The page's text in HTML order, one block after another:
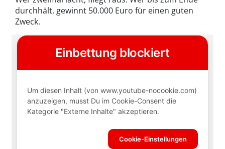
durchhält, gewinnt 50.000 Euro für einen guten
Zweck.